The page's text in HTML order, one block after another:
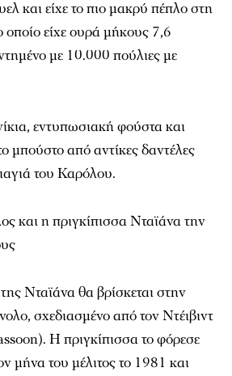
και είχε το πιο μακρύ πέπλο στη
οποίο είχε ουρά μήκους 7,6
με 10.000 πούλιες με
εντυπωσιακή φούστα και
μπούστο από αντίκες δαντέλες
του Καρόλου.
και η πριγκίπισσα Νταϊάνα την
Νταϊάνα θα βρίσκεται στην
σχεδιασμένο από τον Ντέιβιντ
Η πριγκίπισσα το φόρεσε
μήνα του μέλιτος το 1981 και